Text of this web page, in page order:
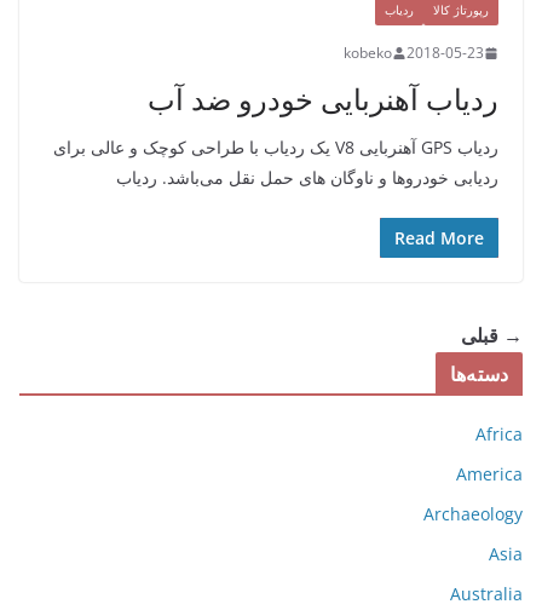
رپورتاژ کالا ردیاب
2018-05-23
kobeko
ردیاب آهنربایی خودرو ضد آب
ردیاب GPS آهنربایی V8 یک ردیاب با طراحی کوچک و عالی برای
ردیابی خودروها و ناوگان های حمل نقل می‌باشد. ردیاب
Read More
→ قبلی
دسته‌ها
Africa
America
Archaeology
Asia
Australia